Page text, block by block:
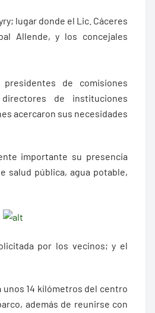
lugar donde el Lic. Cáceres
Allende, y los concejales
de comisiones
de instituciones
acercaron sus necesidades
importante su presencia
salud pública, agua potable,
por los vecinos; y el
unos 14 kilómetros del centro
además de reunirse con